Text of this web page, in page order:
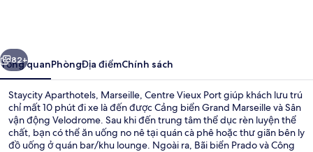
Vieux
Port
Tiếp
82+
Tổng quanPhòngĐịa điểmChính sách
Staycity Aparthotels, Marseille, Centre Vieux Port giúp khách lưu trú
chỉ mất 10 phút đi xe là đến được Cảng biển Grand Marseille và Sân
vận động Velodrome. Sau khi đến trung tâm thể dục rèn luyện thể
chất, bạn có thể ăn uống no nê tại quán cà phê hoặc thư giãn bên ly
đồ uống ở quán bar/khu lounge. Ngoài ra, Bãi biển Prado và Công